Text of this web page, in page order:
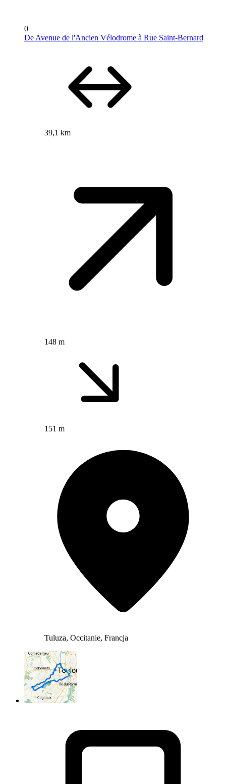
0
De Avenue de l'Ancien Vélodrome à Rue Saint-Bernard
39,1 km
148 m
151 m
Tuluza, Occitanie, Francja